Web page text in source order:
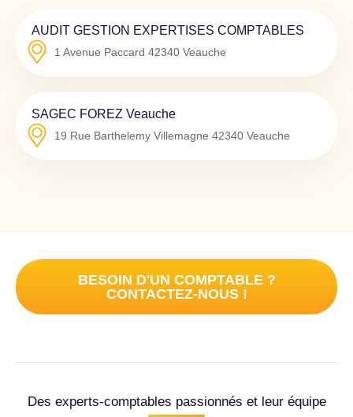
AUDIT GESTION EXPERTISES COMPTABLES
1 Avenue Paccard 42340 Veauche
SAGEC FOREZ Veauche
19 Rue Barthelemy Villemagne 42340 Veauche
BESOIN D'UN COMPTABLE ?
CONTACTEZ-NOUS !
Des experts-comptables passionnés et leur équipe